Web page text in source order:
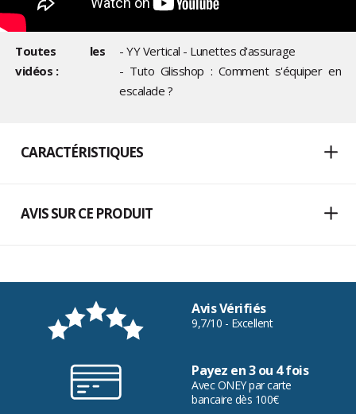
Toutes les
vidéos :
- YY Vertical - Lunettes d'assurage
- Tuto Glisshop : Comment s'équiper en
escalade ?
CARACTÉRISTIQUES
AVIS SUR CE PRODUIT
Avis Vérifiés
9,7/10 - Excellent
Payez en 3 ou 4 fois
Avec ONEY par carte
bancaire dès 100€